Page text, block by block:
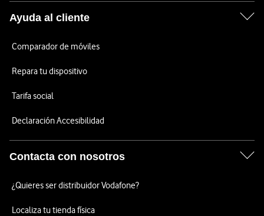
Ayuda al cliente
Comparador de móviles
Repara tu dispositivo
Tarifa social
Declaración Accesibilidad
Contacta con nosotros
¿Quieres ser distribuidor Vodafone?
Localiza tu tienda física